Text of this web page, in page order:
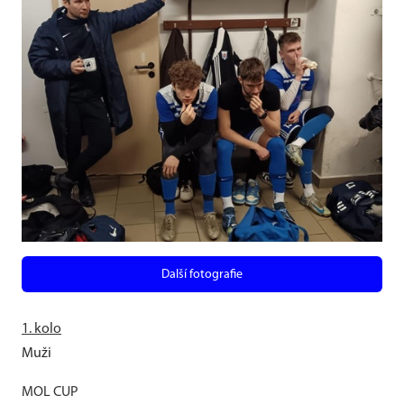
Další fotografie
1. kolo
Muži
MOL CUP